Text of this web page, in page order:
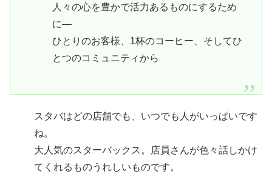
人々の心を豊かで活力あるものにするため
に—
ひとりのお客様、1杯のコーヒー、そしてひ
とつのコミュニティから
スタバはどの店舗でも、いつでも人がいっぱいです
ね。
大人気のスターバックス。店員さんが色々話しかけ
てくれるものうれしいものです。